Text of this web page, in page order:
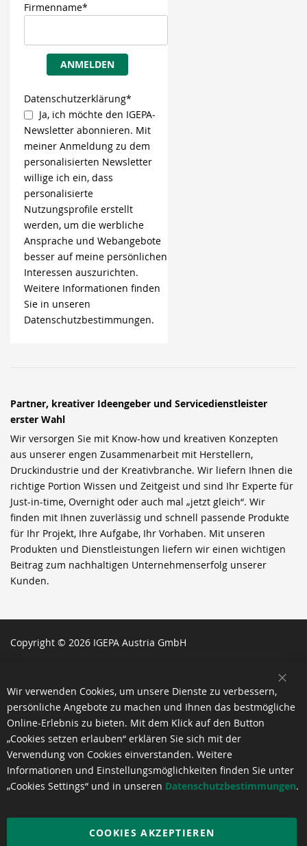
Firmenname*
ANMELDEN
Datenschutzerklärung*
Ja, ich möchte den IGEPA-
Newsletter abonnieren. Mit
meiner Anmeldung zu dem
personalisierten Newsletter
willige ich ein, dass
personalisierte
Nutzungsprofile erstellt
werden, um die werbliche
Ansprache und Webangebote
besser auf meine persönlichen
Interessen auszurichten.
Weitere Informationen finden
Sie in unseren
Datenschutzbestimmungen.
Partner, kreativer Ideengeber und Servicedienstleister
erster Wahl
Wir versorgen Sie mit Know-how und kreativen Konzepten
aus unserer engen Zusammenarbeit mit Herstellern,
Druckindustrie und der Kreativbranche. Wir liefern Ihnen die
richtige Portion Wissen und Zeitgeist und sind Ihr Experte für
Just-in-time, Overnight oder auch mal „jetzt gleich“. Wir
finden mit Ihnen zuverlässig und schnell passende Produkte
für Ihr Projekt, Ihre Aufgabe, Ihr Vorhaben. Mit unseren
Produkten und Dienstleistungen liefern wir einen wichtigen
Beitrag zum nachhaltigen Unternehmenserfolg unserer
Kunden.
Copyright © 2026 IGEPA Austria GmbH
Wir verwenden Cookies, um unsere Dienste zu verbessern,
persönliche Angebote zu machen und Ihnen das bestmögliche
Online-Erlebnis zu bieten. Mit dem Klick auf den Button
„Cookies setzen erlauben“ erklären Sie sich mit der
Verwendung von Cookies einverstanden. Weitere
Informationen und Einstellungsmöglichkeiten finden Sie unter
„Cookies Settings“ und in unseren Datenschutzbestimmungen.
COOKIES AKZEPTIEREN